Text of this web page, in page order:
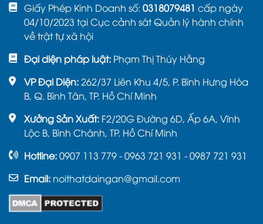
Giấy Phép Kinh Doanh số: 0318079481 cấp ngày
04/10/2023 tại Cục cảnh sát Quản lý hành chính
về trật tự xã hội
Đại diện pháp luật: Phạm Thị Thúy Hằng
VP Đại Diện:262/37 Liên Khu 4/5, P. Bình Hưng Hòa
B, Q. Bình Tân, TP. Hồ Chí Minh
Xưởng Sản Xuất: F2/20G Đường 6D, Ấp 6A, Vĩnh
Lộc B, Bình Chánh, TP. Hồ Chí Minh
Hotline:0907 113 779 - 0963 721 931 - 0987 721 931
Email: noithatdaingan@gmail.com